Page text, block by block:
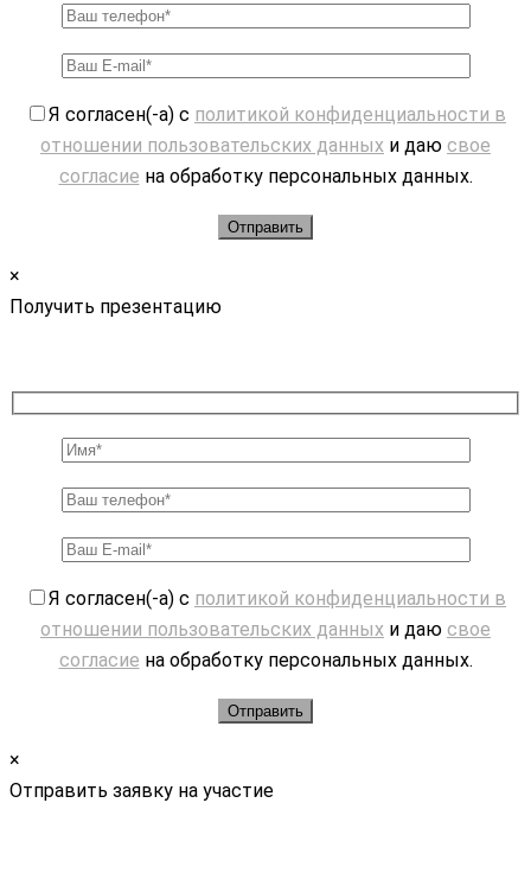
Я согласен(-а) с политикой конфиденциальности в
отношении пользовательских данных и даю свое
согласие на обработку персональных данных.
×
Получить презентацию
Я согласен(-а) с политикой конфиденциальности в
отношении пользовательских данных и даю свое
согласие на обработку персональных данных.
×
Отправить заявку на участие